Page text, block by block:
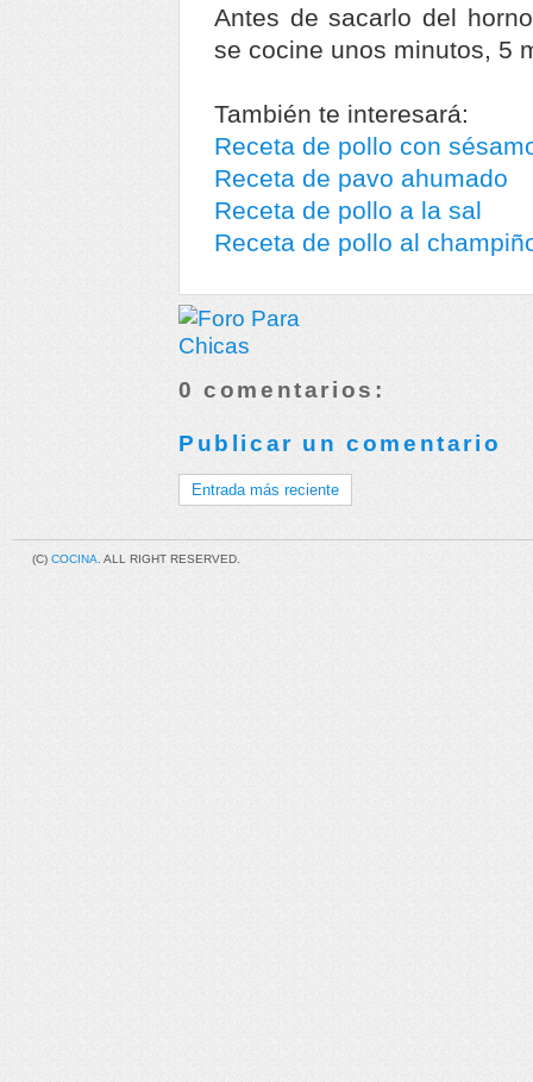
Antes de sacarlo del
se cocine unos minutos, 5
También te interesará:
Receta de pollo con
Receta de pavo ahumado
Receta de pollo a la sal
Receta de pollo al
0 comentarios:
Publicar un comentario
Entrada más reciente
(C) COCINA . ALL RIGHT RESERVED.